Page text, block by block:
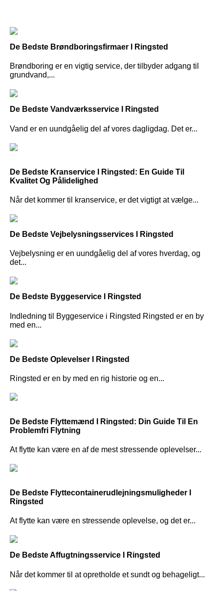
De Bedste Brøndboringsfirmaer I Ringsted
Brøndboring er en vigtig service, der tilbyder adgang til
grundvand,...
De Bedste Vandværksservice I Ringsted
Vand er en uundgåelig del af vores dagligdag. Det er...
De Bedste Kranservice I Ringsted: En Guide Til
Kvalitet Og Pålidelighed
Når det kommer til kranservice, er det vigtigt at vælge...
De Bedste Vejbelysningsservices I Ringsted
Vejbelysning er en uundgåelig del af vores hverdag, og
det...
De Bedste Byggeservice I Ringsted
Indledning til Byggeservice i Ringsted Ringsted er en by
med en...
De Bedste Oplevelser I Ringsted
Ringsted er en by med en rig historie og en...
De Bedste Flyttemænd I Ringsted: Din Guide Til En
Problemfri Flytning
At flytte kan være en af de mest stressende oplevelser...
De Bedste Flyttecontainerudlejningsmuligheder I
Ringsted
At flytte kan være en stressende oplevelse, og det er...
De Bedste Affugtningsservice I Ringsted
Når det kommer til at opretholde et sundt og behageligt...